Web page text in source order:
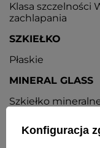
Klasa szczelności
zachlapania
SZKIEŁKO
Płaskie
MINERAL GLASS
Szkiełko
KOPERTA
Konfiguracja